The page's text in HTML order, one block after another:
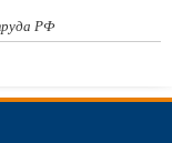
РФ